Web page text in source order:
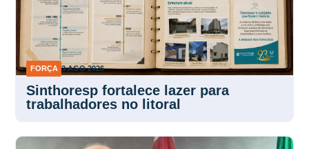
FORÇA 3 AGO 2026
Sinthoresp fortalece lazer para
trabalhadores no litoral